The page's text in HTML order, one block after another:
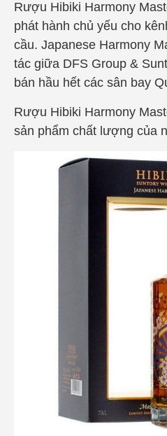
Rượu Hibiki Harmony
phát hành chủ yếu cho
cầu. Japanese Harmony
tác giữa DFS Group &
bán hầu hết các sân bay
Rượu Hibiki Harmony
sản phẩm chất lượng của